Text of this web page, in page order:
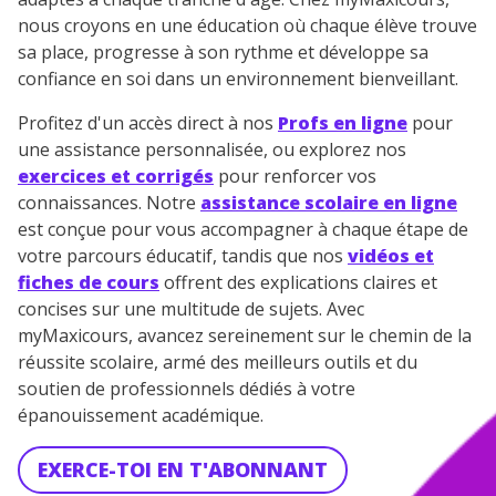
nous croyons en une éducation où chaque élève trouve
sa place, progresse à son rythme et développe sa
confiance en soi dans un environnement bienveillant.
Profitez d'un accès direct à nos Profs en ligne pour
une assistance personnalisée, ou explorez nos
exercices et corrigés pour renforcer vos
connaissances. Notre assistance scolaire en ligne
est conçue pour vous accompagner à chaque étape de
votre parcours éducatif, tandis que nos vidéos et
fiches de cours offrent des explications claires et
concises sur une multitude de sujets. Avec
myMaxicours, avancez sereinement sur le chemin de la
réussite scolaire, armé des meilleurs outils et du
soutien de professionnels dédiés à votre
épanouissement académique.
EXERCE-TOI EN T'ABONNANT